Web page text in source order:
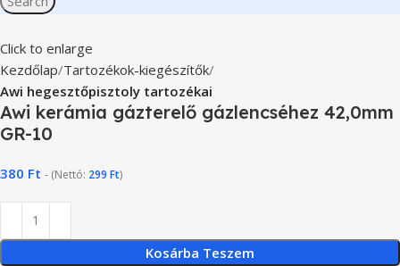
Click to enlarge
Kezdőlap Tartozékok-kiegészítők
Awi hegesztőpisztoly tartozékai
Awi kerámia gázterelő gázlencséhez 42,0mm
GR-10
380 Ft - (Nettó: 299 Ft)
Kosárba Teszem